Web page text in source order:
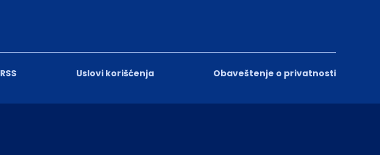
RSS Uslovi korišćenja Obaveštenje o privatnosti